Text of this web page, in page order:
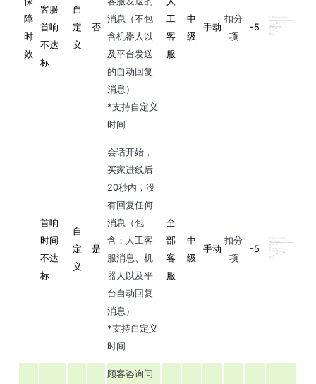
障
时
效
客服
首响
不达
标
自
定
义
否
消息（不包
含机器人以
及平台发送
的自动回复
消息）
*支持自定义
时间
工
客
服
中
级
手动
扣分
项
-5
首响
时间
不达
标
自
定
义
是
会话开始，
买家进线后
20秒内，没
有回复任何
消息（包
含：人工客
服消息、机
器人以及平
台自动回复
消息）
*支持自定义
时间
全
部
客
服
中
级
手动
扣分
项
-5
顾客咨询问